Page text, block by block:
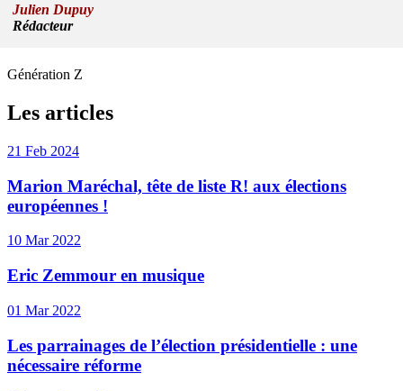
Julien Dupuy
Rédacteur
Génération Z
Les articles
21 Feb 2024
Marion Maréchal, tête de liste R! aux élections
européennes !
10 Mar 2022
Eric Zemmour en musique
01 Mar 2022
Les parrainages de l’élection présidentielle : une
nécessaire réforme